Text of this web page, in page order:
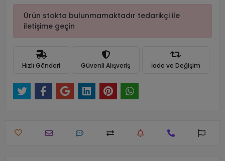
Ürün stokta bulunmamaktadır tedarikçi ile
iletişime geçin
Hızlı Gönderi Güvenli Alışveriş İade ve Değişim